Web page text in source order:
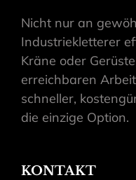
Nicht nur an
Industriekletterer
Kräne oder
erreichbaren
schneller,
die einzige Option.
KONTAKT